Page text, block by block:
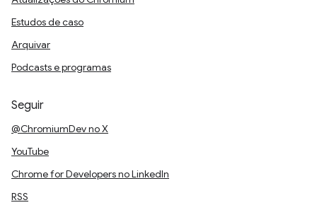
Estudos de caso
Arquivar
Podcasts e programas
Seguir
@ChromiumDev no X
YouTube
Chrome for Developers no LinkedIn
RSS